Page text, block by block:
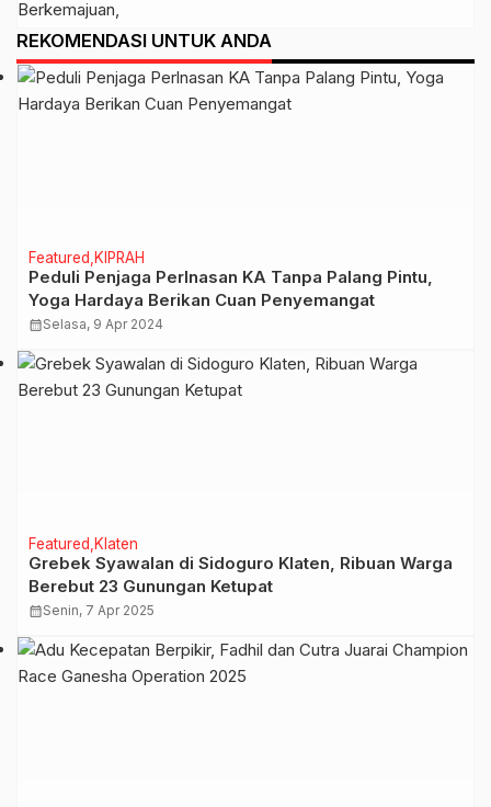
REKOMENDASI UNTUK ANDA
Featured KIPRAH
Peduli Penjaga Perlnasan KA Tanpa Palang Pintu,
Yoga Hardaya Berikan Cuan Penyemangat
calendar_monthSelasa, 9 Apr 2024
Featured Klaten
Grebek Syawalan di Sidoguro Klaten, Ribuan Warga
Berebut 23 Gunungan Ketupat
calendar_monthSenin, 7 Apr 2025